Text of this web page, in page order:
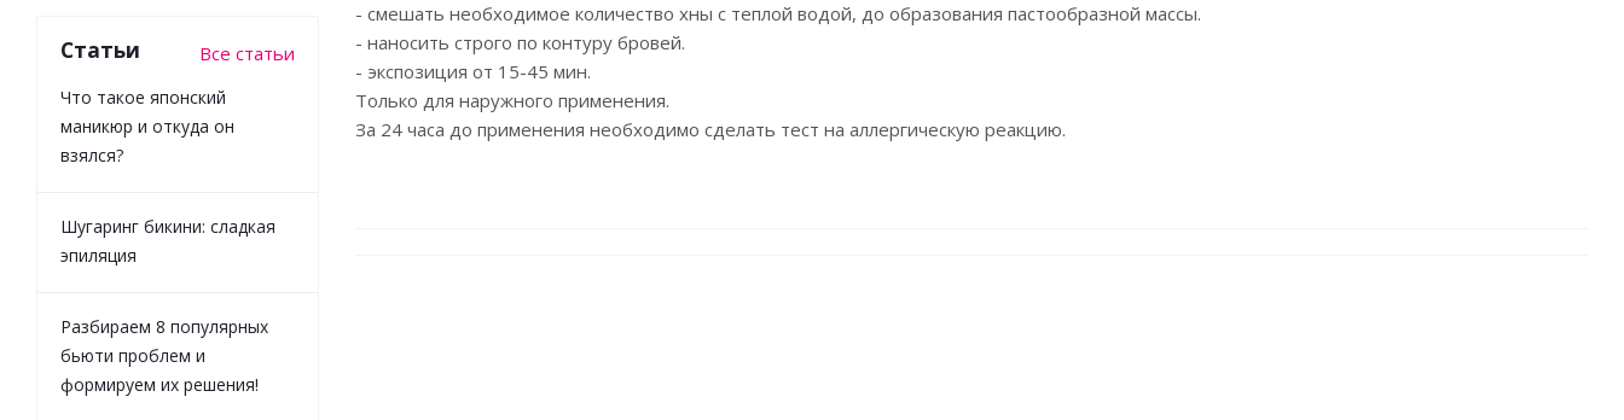
- смешать необходимое количество хны с теплой водой, до образования пастообразной массы.
- наносить строго по контуру бровей.
- экспозиция от 15-45 мин.
Только для наружного применения.
За 24 часа до применения необходимо сделать тест на аллергическую реакцию.
Статьи Все статьи
Что такое японский
маникюр и откуда он
взялся?
Шугаринг бикини: сладкая
эпиляция
Разбираем 8 популярных
бьюти проблем и
формируем их решения!